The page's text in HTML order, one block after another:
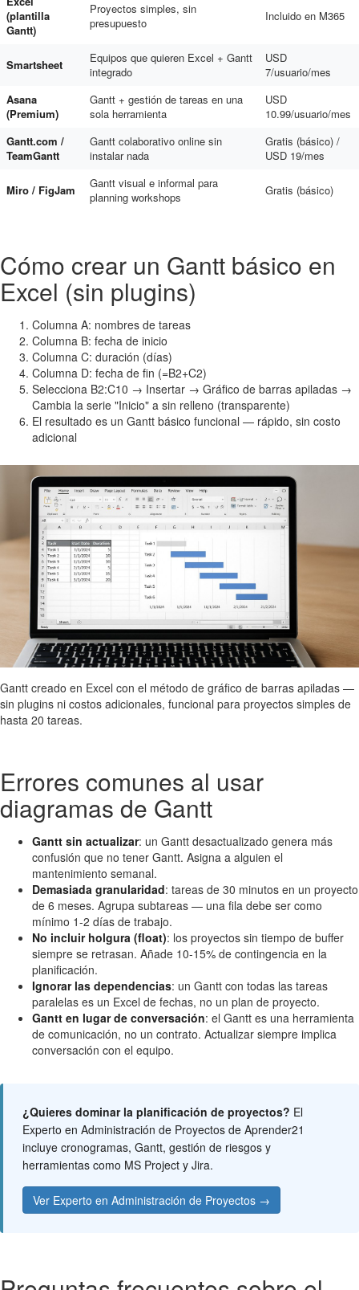
(plantilla
Gantt)
Proyectos simples, sin
presupuesto
Incluido en M365
Smartsheet
Equipos que quieren Excel + Gantt
integrado
USD
7/usuario/mes
Asana
(Premium)
Gantt + gestión de tareas en una
sola herramienta
USD
10.99/usuario/mes
Gantt.com /
TeamGantt
Gantt colaborativo online sin
instalar nada
Gratis (básico) /
USD 19/mes
Miro / FigJam
Gantt visual e informal para
planning workshops
Gratis (básico)
Cómo crear un Gantt básico en
Excel (sin plugins)
Columna A: nombres de tareas
Columna B: fecha de inicio
Columna C: duración (días)
Columna D: fecha de fin (=B2+C2)
Selecciona B2:C10 → Insertar → Gráfico de barras apiladas →
Cambia la serie "Inicio" a sin relleno (transparente)
El resultado es un Gantt básico funcional — rápido, sin costo
adicional
Gantt creado en Excel con el método de gráfico de barras apiladas —
sin plugins ni costos adicionales, funcional para proyectos simples de
hasta 20 tareas.
Errores comunes al usar
diagramas de Gantt
Gantt sin actualizar: un Gantt desactualizado genera más
confusión que no tener Gantt. Asigna a alguien el
mantenimiento semanal.
Demasiada granularidad: tareas de 30 minutos en un proyecto
de 6 meses. Agrupa subtareas — una fila debe ser como
mínimo 1-2 días de trabajo.
No incluir holgura (float): los proyectos sin tiempo de buffer
siempre se retrasan. Añade 10-15% de contingencia en la
planificación.
Ignorar las dependencias: un Gantt con todas las tareas
paralelas es un Excel de fechas, no un plan de proyecto.
Gantt en lugar de conversación: el Gantt es una herramienta
de comunicación, no un contrato. Actualizar siempre implica
conversación con el equipo.
¿Quieres dominar la planificación de proyectos? El
Experto en Administración de Proyectos de Aprender21
incluye cronogramas, Gantt, gestión de riesgos y
herramientas como MS Project y Jira.
Ver Experto en Administración de Proyectos →